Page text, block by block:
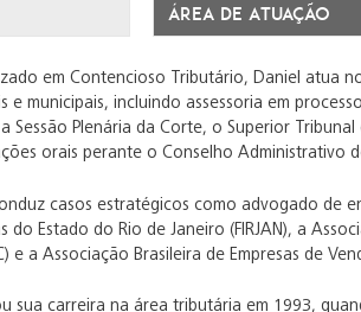
em Contencioso Tributário, Daniel atua
e municipais, incluindo assessoria em
Sessão Plenária da Corte, o Superior
orais perante o Conselho Administrativo
casos estratégicos como advogado de
do Estado do Rio de Janeiro (FIRJAN), a
e a Associação Brasileira de Empresas de
sua carreira na área tributária em 1993,